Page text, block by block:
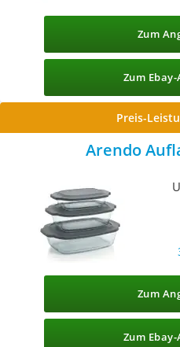
Zum
Zum
Preis-
Arendo
Zum
Zum